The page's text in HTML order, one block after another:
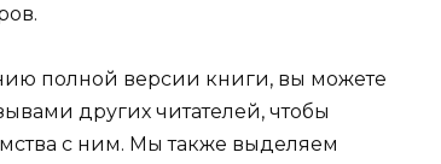
полной версии книги, вы можете
других читателей, чтобы
с ним. Мы также выделяем